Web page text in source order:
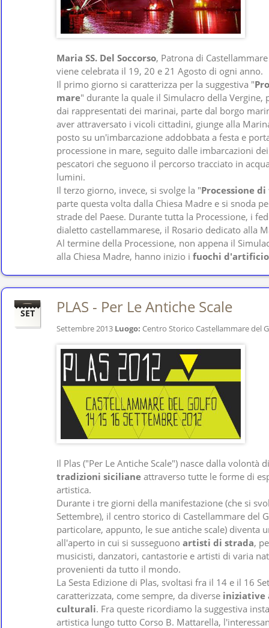
Maria SS. Del Soccorso, Patrona di
viene celebrata il 19, 20 e 21 Agosto di ogni anno.
Il primo giorno si caratterizza per la suggestiva "
mare" durante la quale il Simulacro della Vergine,
dai rappresentati dei marinai, parte dal borgo
aver attraversato i vicoli cittadini, giunge alla
posto su un'imbarcazione addobbata a festa e
processione in mare, seguito dalle imbarcazioni
pescatori che seguono il percorso tracciato in
lumini.
Il terzo giorno, invece, si svolge la "Processione
parte questa volta dalla Chiesa Madre e si snoda
strade del Paese. Durante tutta la Processione, i
dialetto castellammarese, il Rosario dedicato alla
Al termine della Processione, non appena il
alla Chiesa Madre, hanno inizio i fuochi d'artificio
SET PLAS - Per Le Antiche Scale
Settembre 2013 Luogo: Centro Storico Castellammare del
Il Plas ("Per Le Antiche Scale") nasce dalla volontà
tradizioni siciliane attraverso tutte le forme di
artistica.
Durante i tre giorni della manifestazione (che si
Settembre), il centro storico di Castellammare del
particolare, appunto, le sue antiche scale) diventa
all'aperto in cui si susseguono artisti di strada,
musicisti, danzatori, cantastorie e artisti di varia
provenienti da tutto il mondo.
La Sesta Edizione di Plas, svoltasi fra il 14 e il 16
caratterizzata, come sempre, da diverse iniziative
culturali. Fra queste ricordiamo la suggestiva
artistica lungo tutto Corso B. Mattarella,